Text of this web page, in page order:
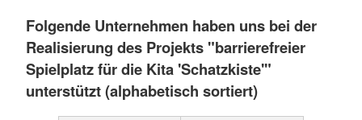
Folgende Unternehmen haben uns bei der
Realisierung des Projekts "barrierefreier
Spielplatz für die Kita 'Schatzkiste'"
unterstützt (alphabetisch sortiert)